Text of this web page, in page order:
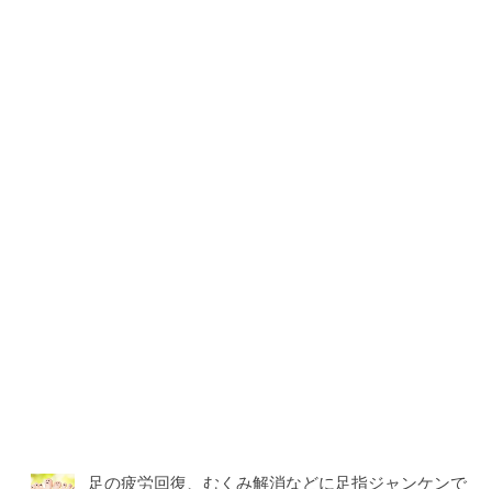
足の疲労回復、むくみ解消などに足指ジャンケンで